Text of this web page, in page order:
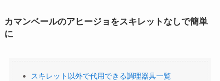
カマンベールのアヒージョをスキレットなしで簡単
に
スキレット以外で代用できる調理器具一覧